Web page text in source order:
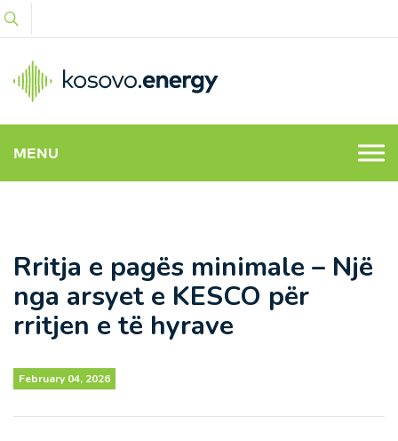
MENU
Rritja e pagës minimale – Një
nga arsyet e KESCO për
rritjen e të hyrave
February 04, 2026